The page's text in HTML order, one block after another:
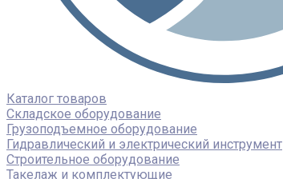
Каталог товаров
Складское оборудование
Грузоподъемное оборудование
Гидравлический и электрический инструмент
Строительное оборудование
Такелаж и комплектующие